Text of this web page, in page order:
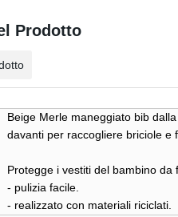
Prodotto
Beige Merle maneggiato bib
davanti per raccogliere briciole e
Protegge i vestiti del bambino da
- pulizia facile.
- realizzato con materiali riciclati.